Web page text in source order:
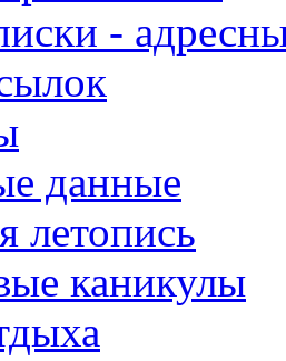
-
данные
летопись
каникулы